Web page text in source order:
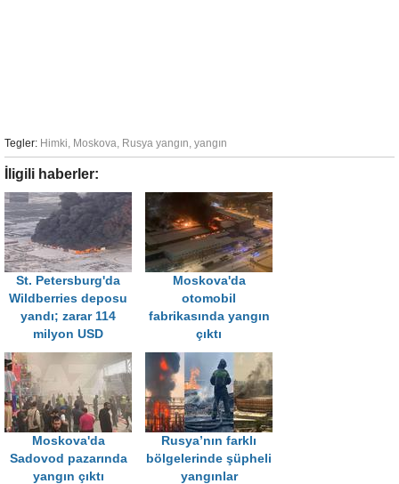
Tegler: Himki Moskova Rusya yangın yangın
İligili haberler:
St. Petersburg'da
Wildberries deposu
yandı; zarar 114
milyon USD
Moskova'da
otomobil
fabrikasında yangın
çıktı
Moskova'da
Sadovod pazarında
yangın çıktı
Rusya’nın farklı
bölgelerinde şüpheli
yangınlar